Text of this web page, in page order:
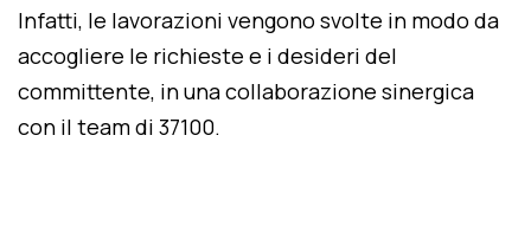
Infatti, le lavorazioni vengono svolte in modo da
accogliere le richieste e i desideri del
committente, in una collaborazione sinergica
con il team di 37100.